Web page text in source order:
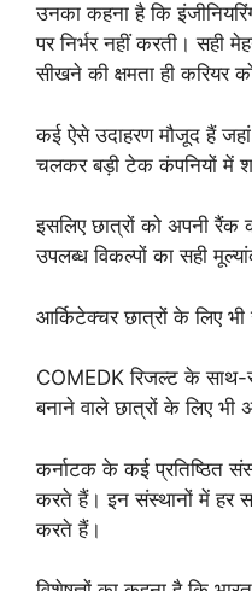
उनका कहना है कि
पर निर्भर नहीं करती। सही
सीखने की क्षमता ही करियर
कई ऐसे उदाहरण मौजूद हैं
चलकर बड़ी टेक कंपनियों में
इसलिए छात्रों को अपनी
उपलब्ध विकल्पों का सही
आर्किटेक्चर छात्रों के लिए
COMEDK रिजल्ट के साथ-
बनाने वाले छात्रों के लिए भी
कर्नाटक के कई प्रतिष्ठित
करते हैं। इन संस्थानों में हर
करते हैं।